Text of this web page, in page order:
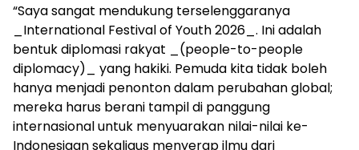
“Saya sangat mendukung terselenggaranya
_International Festival of Youth 2026_. Ini adalah
bentuk diplomasi rakyat _(people-to-people
diplomacy)_ yang hakiki. Pemuda kita tidak boleh
hanya menjadi penonton dalam perubahan global;
mereka harus berani tampil di panggung
internasional untuk menyuarakan nilai-nilai ke-
Indonesiaan sekaligus menyerap ilmu dari